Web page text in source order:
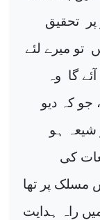
تحقیق
تو میرے لئے
گا وہ
جو کہ دیو
شیعہ ہو
کی
مسلک پر تھا
راہ ہدایت